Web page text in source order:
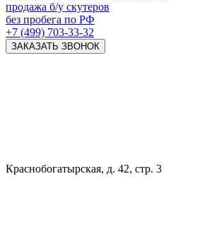
продажа б/у скутеров
без пробега по РФ
+7 (499) 703-33-32
ЗАКАЗАТЬ ЗВОНОК
Краснобогатырская, д. 42, стр. 3